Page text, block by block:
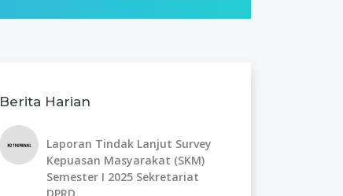
Berita Harian
Laporan Tindak Lanjut Survey
Kepuasan Masyarakat (SKM)
Semester I 2025 Sekretariat